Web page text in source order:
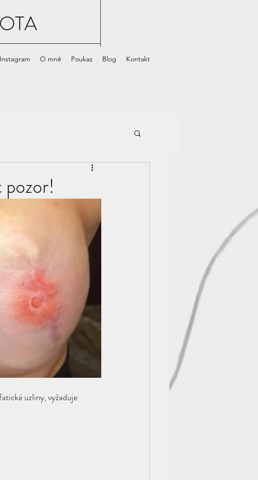
Instagram O mně Poukaz Blog Kontakt
uzliny, vyžaduje